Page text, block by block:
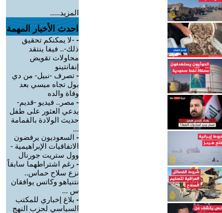
المزيد.....
احدث الأخبار المهمة
- -لا يمكنكم تحقيق
ذلك-.. فيفا ينتقد
محاولات تقويض
إنفانتينو
- تصرف -نبيل- من دي
بول تجاه ميسي بعد
وفاة والده
- مصر.. فيديو -قديم-
يدعي العثور على طفل
حديث الولادة بالقمامة
...
- السعوديون يرفضون
الاتفاقيات الإبراهيمية -
وول ستريت جورنال
- رغم اشتراطهما سابقاً
نزع سلاح حماس..
نتنياهو وكاتس يوافقان
س ...
- بلاغ إخباري للمكتب
السياسي لحزب النهج